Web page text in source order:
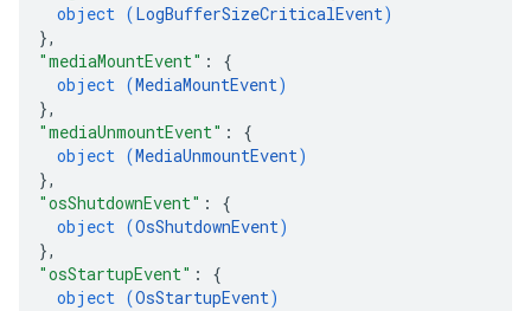
object (LogBufferSizeCriticalEvent)
},
"mediaMountEvent" : {
object (MediaMountEvent)
},
"mediaUnmountEvent" : {
object (MediaUnmountEvent)
},
"osShutdownEvent" : {
object (OsShutdownEvent)
},
"osStartupEvent" : {
object (OsStartupEvent)